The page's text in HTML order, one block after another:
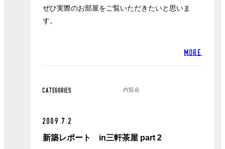
ぜひ実際のお部屋をご覧いただきたいと思いま
す。
MORE
CATEGORIES 内覧会
2009.7.2
新築レポート in三軒茶屋 part 2